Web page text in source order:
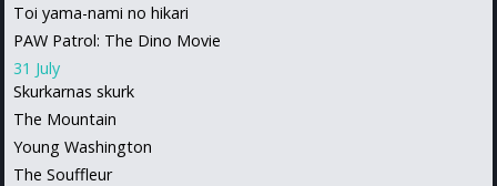
Toi yama-nami no hikari
PAW Patrol: The Dino Movie
31 July
Skurkarnas skurk
The Mountain
Young Washington
The Souffleur